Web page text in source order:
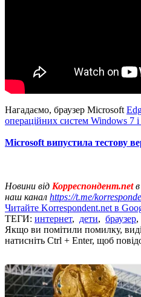
Нагадаємо, браузер Microsoft
операційних систем Windows 7 і
Microsoft випустила тестову
Новини від Корреспондент.net
наш канал https://t.me/
Читайте Korrespondent.net в
ТЕГИ: интернет, дети, браузер,
Якщо ви помітили помилку,
натисніть Ctrl + Enter, щоб